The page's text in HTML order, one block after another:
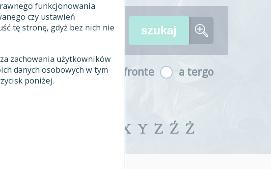
funkcjonowania
czy ustawień
tę stronę, gdyż bez nich nie
zachowania użytkowników
danych osobowych w tym
poniżej.
tekstów źródłowych
opracowania
hasła
zmodyfikowane
a fronte a tergo
X Y Z Ź Ż